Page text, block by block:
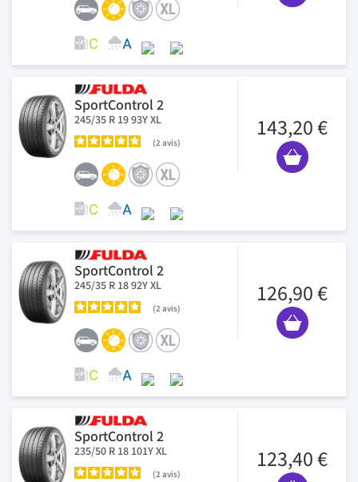
SportControl 2
245/35 R 19 93Y XL
2 avis
143,20 €
SportControl 2
245/35 R 18 92Y XL
2 avis
126,90 €
SportControl 2
235/50 R 18 101Y XL
2 avis
123,40 €